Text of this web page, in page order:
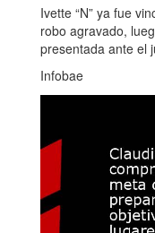
Ivette “N” ya fue
robo agravado,
presentada ante el
Infobae